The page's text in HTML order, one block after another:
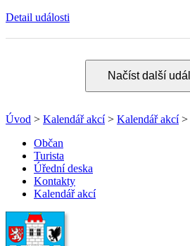
Detail události
Načíst další
Úvod > Kalendář akcí> Kalendář akcí>
Občan
Turista
Úřední deska
Kontakty
Kalendář akcí